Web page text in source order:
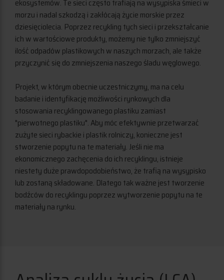
ekosystemów. Te sieci często trafiają na wysypiska śmieci w
morzu i nadal szkodzą i zakłócają życie morskie przez
dziesięciolecia. Poprzez recykling tych sieci i przekształcanie
ich w wartościowe produkty, możemy nie tylko zmniejszyć
ilość odpadów plastikowych w naszych morzach, ale także
przyczynić się do zmniejszenia naszego śladu węglowego.
Projekt, w którym obecnie uczestniczymy, ma na celu
badanie i identyfikację możliwości rynkowych dla
stosowania recyklingowanego plastiku zamiast
"pierwotnego plastiku". Aby móc efektywnie przetwarzać
zużyte sieci rybackie i plastik rolniczy, konieczne jest
stworzenie popytu na te materiały. Jeśli nie ma
ekonomicznego zachęcenia do ich recyklingu, istnieje
niestety duże prawdopodobieństwo, że trafią na wysypisko
lub zostaną składowane. Dlatego tak ważne jest tworzenie
bodźców do recyklingu poprzez wytworzenie popytu na te
materiały na rynku.